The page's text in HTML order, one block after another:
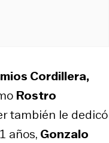
Cordillera,
Rostro
también le dedicó
años, Gonzalo